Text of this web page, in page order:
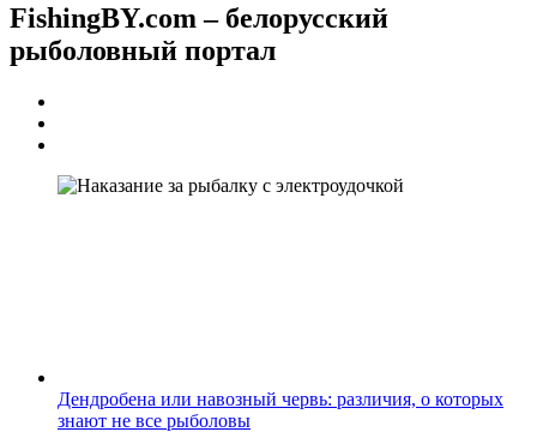
FishingBY.com – белорусский
рыболовный портал
Дендробена или навозный червь: различия, о которых
знают не все рыболовы